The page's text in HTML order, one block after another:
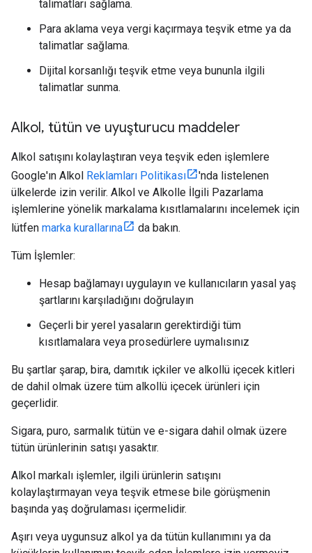
talimatları sağlama.
Para aklama veya vergi kaçırmaya teşvik etme ya da
talimatlar sağlama.
Dijital korsanlığı teşvik etme veya bununla ilgili
talimatlar sunma.
Alkol, tütün ve uyuşturucu maddeler
Alkol satışını kolaylaştıran veya teşvik eden işlemlere
Google'ın Alkol Reklamları Politikası
'nda listelenen
ülkelerde izin verilir. Alkol ve Alkolle İlgili Pazarlama
işlemlerine yönelik markalama kısıtlamalarını incelemek için
lütfen marka kurallarına da bakın.
Tüm İşlemler:
Hesap bağlamayı uygulayın ve kullanıcıların yasal yaş
şartlarını karşıladığını doğrulayın
Geçerli bir yerel yasaların gerektirdiği tüm
kısıtlamalara veya prosedürlere uymalısınız
Bu şartlar şarap, bira, damıtık içkiler ve alkollü içecek kitleri
de dahil olmak üzere tüm alkollü içecek ürünleri için
geçerlidir.
Sigara, puro, sarmalık tütün ve e-sigara dahil olmak üzere
tütün ürünlerinin satışı yasaktır.
Alkol markalı işlemler, ilgili ürünlerin satışını
kolaylaştırmayan veya teşvik etmese bile görüşmenin
başında yaş doğrulaması içermelidir.
Aşırı veya uygunsuz alkol ya da tütün kullanımını ya da